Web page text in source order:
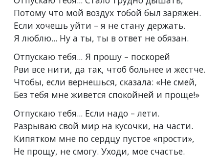
Потому что мой воздух тобой был заряжен.
Если хочешь уйти – я не стану держать.
Я люблю... Ну а ты, ты в ответ не обязан.
Отпускаю тебя... Я прошу – поскорей
Рви все нити, да так, чтоб больнее и жестче.
Чтобы, если вернешься, сказала: «Не смей,
Без тебя мне живется спокойней и проще!»
Отпускаю тебя... Если надо – лети.
Разрываю свой мир на кусочки, на части.
Кипятком мне по сердцу пустое «прости»,
Не прощу, не смогу. Уходи, мое счастье.